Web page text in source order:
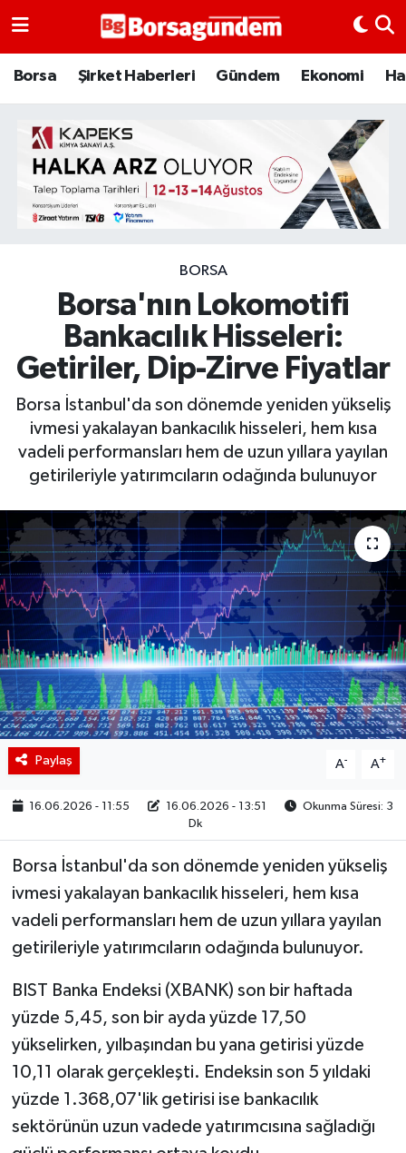
Borsa Şirket Haberleri Gündem Ekonomi
BORSA
Borsa'nın Lokomotifi
Bankacılık Hisseleri:
Getiriler, Dip-Zirve Fiyatlar
Borsa İstanbul'da son dönemde yeniden yükseliş
ivmesi yakalayan bankacılık hisseleri, hem kısa
vadeli performansları hem de uzun yıllara yayılan
getirileriyle yatırımcıların odağında bulunuyor
Paylaş A- A+
16.06.2026 - 11:55 16.06.2026 - 13:51
Okunma Süresi: 3
Dk
Borsa İstanbul'da son dönemde yeniden yükseliş
ivmesi yakalayan bankacılık hisseleri, hem kısa
vadeli performansları hem de uzun yıllara yayılan
getirileriyle yatırımcıların odağında bulunuyor.
BIST Banka Endeksi (XBANK) son bir haftada
yüzde 5,45, son bir ayda yüzde 17,50
yükselirken, yılbaşından bu yana getirisi yüzde
10,11 olarak gerçekleşti. Endeksin son 5 yıldaki
yüzde 1.368,07'lik getirisi ise bankacılık
sektörünün uzun vadede yatırımcısına sağladığı
Borsa
Emtia
Galeri
Bitcoin
Şirket Haberleri
Borsa Gundem
BIST 100 Isı Haritası
Coin Isı Haritası
Ekonomik Takvim
Kiripto Para Piyasası
Gizlilik Sözleşmesi
Hakkımızda
İletişim